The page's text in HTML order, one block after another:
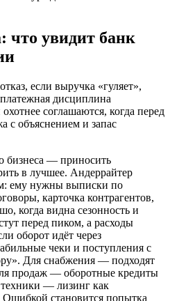
что увидит банк
если выручка «гуляет»,
дисциплина
соглашаются, когда перед
с объяснением и запас
бизнеса — приносить
в лучшее. Андеррайтер
ему нужны выписки по
карточка контрагентов,
когда видна сезонность и
перед пиком, а расходы
оборот идёт через
чеки и поступления с
Для снабжения — подходят
продаж — оборотные кредиты
техники — лизинг как
становится попытка